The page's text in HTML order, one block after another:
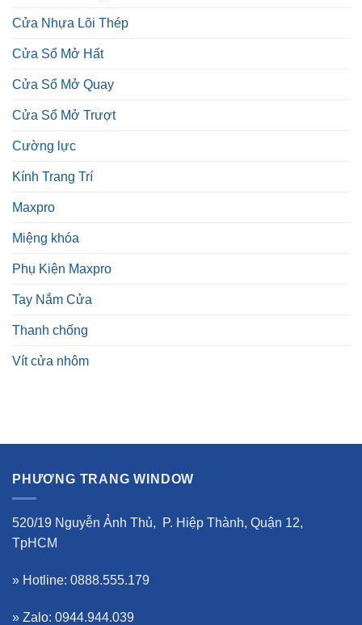
Cửa Nhựa Lõi Thép
Cửa Sổ Mở Hất
Cửa Sổ Mở Quay
Cửa Sổ Mở Trượt
Cường lực
Kính Trang Trí
Maxpro
Miệng khóa
Phụ Kiện Maxpro
Tay Nắm Cửa
Thanh chống
Vít cửa nhôm
PHƯƠNG TRANG WINDOW
520/19 Nguyễn Ảnh Thủ, P. Hiệp Thành, Quận 12,
TpHCM
» Hotline: 0888.555.179
» Zalo: 0944.944.039